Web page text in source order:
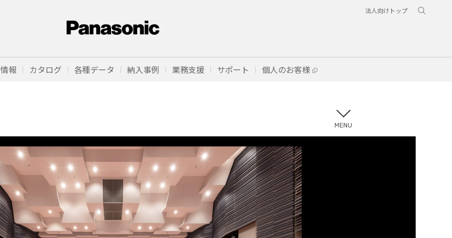
法人向けトップ
報 カタログ 各種データ 納入事例 業務支援 サポート 個人のお客様